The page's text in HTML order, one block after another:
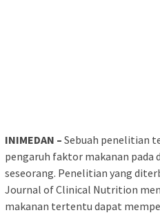
INIMEDAN – Sebuah penelitian
pengaruh faktor makanan pada
seseorang. Penelitian yang
Journal of Clinical Nutrition
makanan tertentu dapat